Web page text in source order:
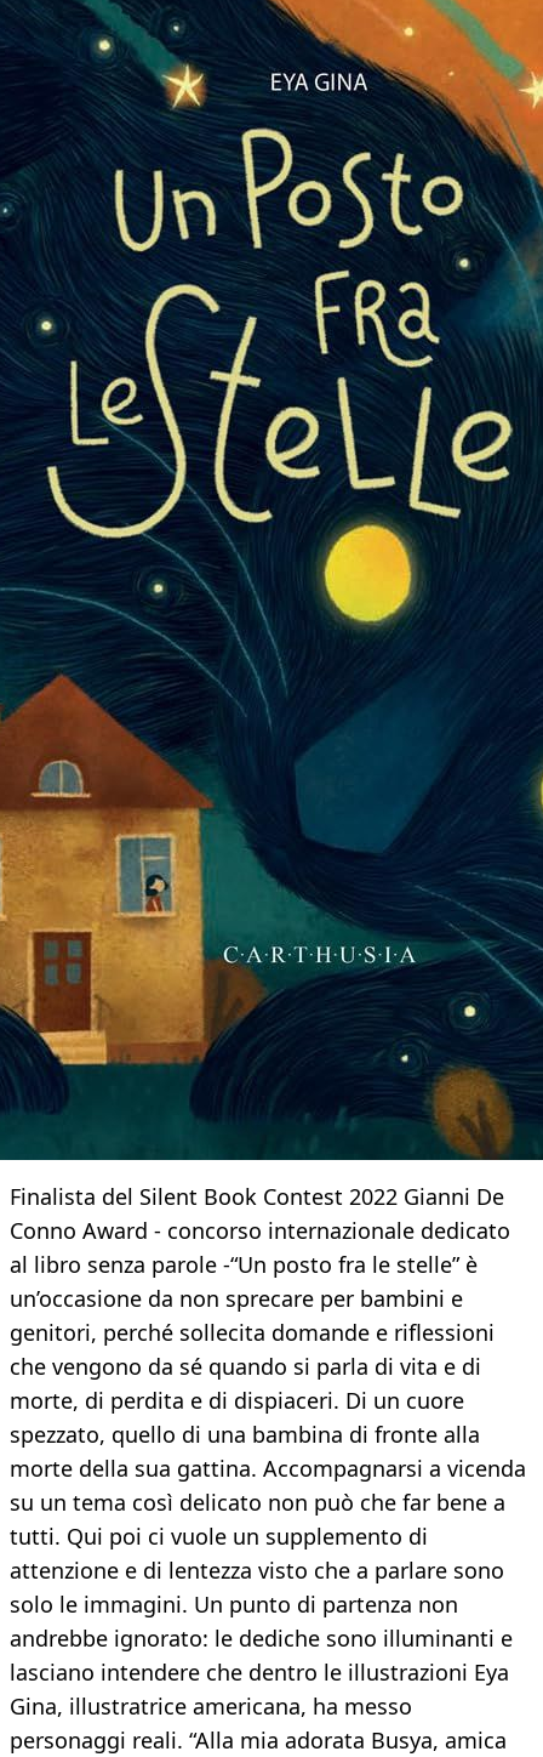
Finalista del Silent Book Contest 2022 Gianni De
Conno Award - concorso internazionale dedicato
al libro senza parole -“Un posto fra le stelle” è
un’occasione da non sprecare per bambini e
genitori, perché sollecita domande e riflessioni
che vengono da sé quando si parla di vita e di
morte, di perdita e di dispiaceri. Di un cuore
spezzato, quello di una bambina di fronte alla
morte della sua gattina. Accompagnarsi a vicenda
su un tema così delicato non può che far bene a
tutti. Qui poi ci vuole un supplemento di
attenzione e di lentezza visto che a parlare sono
solo le immagini. Un punto di partenza non
andrebbe ignorato: le dediche sono illuminanti e
lasciano intendere che dentro le illustrazioni Eya
Gina, illustratrice americana, ha messo
personaggi reali. “Alla mia adorata Busya, amica